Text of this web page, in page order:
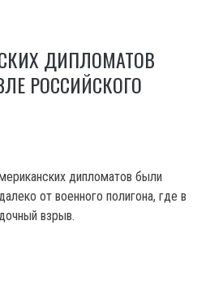
ДИПЛОМАТОВ
РОССИЙСКОГО
дипломатов были
от военного полигона, где в
взрыв.